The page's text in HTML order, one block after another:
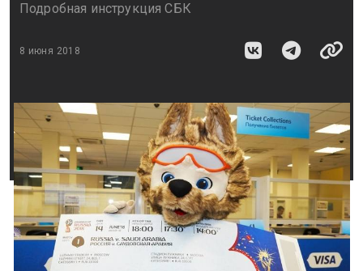
Подробная инструкция СБК
8 июня 2018